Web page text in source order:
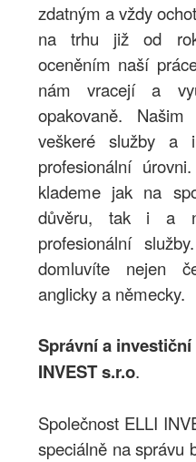
zdatným a vždy
na trhu již od
oceněním naší
nám vracejí a
opakovaně.
veškeré služby a
profesionální
klademe jak na
důvěru, tak i a
profesionální
domluvíte nejen
anglicky a německy.
Správní a
INVEST s.r.o.
Společnost ELLI
speciálně na správu